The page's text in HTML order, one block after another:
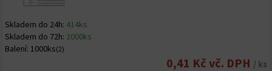
Skladem do 24h: 414ks
Skladem do 72h: 2000ks
Balení: 1000ks(2)
0,41 Kč vč. DPH / ks